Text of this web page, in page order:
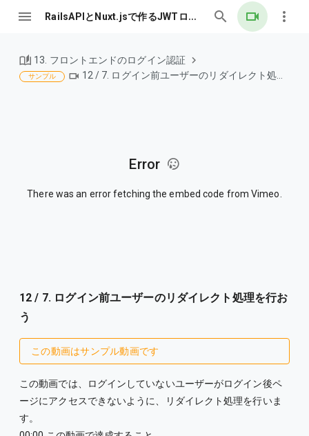
RailsAPIとNuxt.jsで作るJWTログイン認証
13. フロントエンドのログイン認証
サンプル 12 / 7. ログイン前ユーザーのリダイレクト処理を行おう
Error
There was an error fetching the embed code from Vimeo.
12 / 7. ログイン前ユーザーのリダイレクト処理を行お
う
この動画はサンプル動画です
この動画では、ログインしていないユーザーがログイン後ペ
ージにアクセスできないように、リダイレクト処理を行いま
す。